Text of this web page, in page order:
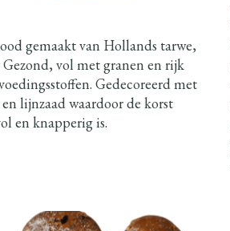
gemaakt van Hollands tarwe,
Gezond, vol met granen en rijk
Gedecoreerd met
lijnzaad waardoor de korst
en knapperig is.